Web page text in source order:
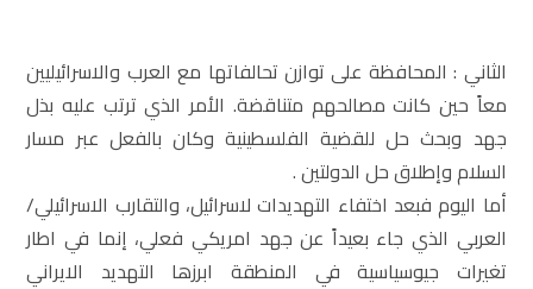
الثاني : المحافظة على توازن تحالفاتها مع العرب والاسرائيليين
معاً حين كانت مصالحهم متناقضة. الأمر الذي ترتب عليه بذل
جهد وبحث حل للقضية الفلسطينية وكان بالفعل عبر مسار
السلام وإطلاق حل الدولتين .
أما اليوم فبعد اختفاء التهديدات لاسرائيل، والتقارب الاسرائيلي/
العربي الذي جاء بعيداً عن جهد امريكي فعلي، إنما في اطار
تغيرات جيوسياسية في المنطقة ابرزها التهديد الايراني